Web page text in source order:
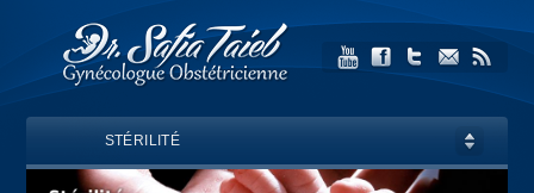
STÉRILITÉ